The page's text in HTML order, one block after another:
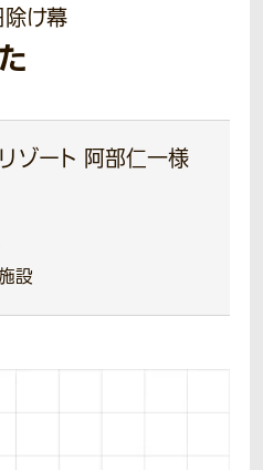
け幕
ゾート 阿部仁一様
設